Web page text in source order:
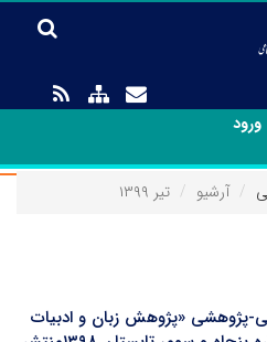
ورود
آرشیو تیر ۱۳۹۹
پژوهشی «پژوهش زبان و ادبیات